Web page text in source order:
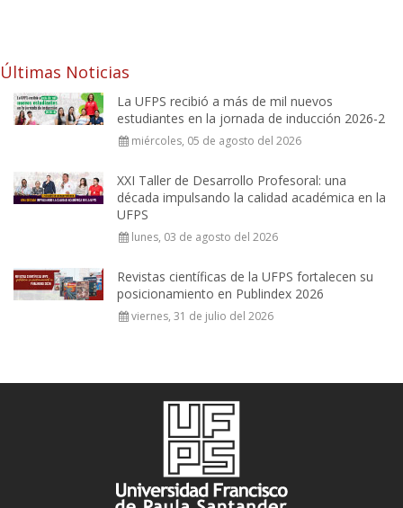
Últimas Noticias
La UFPS recibió a más de mil nuevos
estudiantes en la jornada de inducción 2026-2
miércoles, 05 de agosto del 2026
XXI Taller de Desarrollo Profesoral: una
década impulsando la calidad académica en la
UFPS
lunes, 03 de agosto del 2026
Revistas científicas de la UFPS fortalecen su
posicionamiento en Publindex 2026
viernes, 31 de julio del 2026